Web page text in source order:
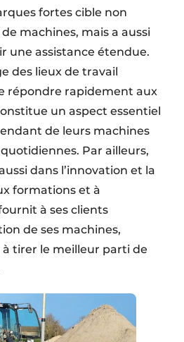
fortes cible non
machines, mais a aussi
une assistance étendue.
des lieux de travail
répondre rapidement aux
un aspect essentiel
de leurs machines
Par ailleurs,
dans l’innovation et la
formations et à
à ses clients
de ses machines,
à tirer le meilleur parti de